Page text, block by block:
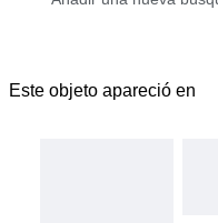
Este objeto apareció en